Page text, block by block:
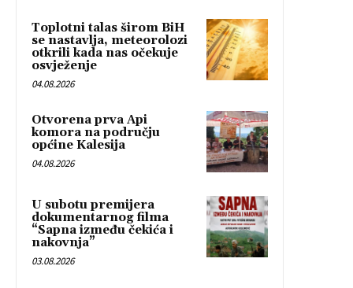
Toplotni talas širom BiH
se nastavlja, meteorolozi
otkrili kada nas očekuje
osvježenje
04.08.2026
Otvorena prva Api
komora na području
općine Kalesija
04.08.2026
U subotu premijera
dokumentarnog filma
“Sapna između čekića i
nakovnja”
03.08.2026